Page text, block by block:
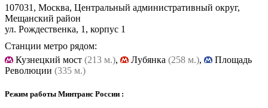
дорожного хозяйства
- Департамент государственной политики в области
автомобильного и городского пассажирского транспорта
железнодорожного транспорта
- Департамент государственной политики в области морского
и речного транспорта
- Департамент государственной политики в области
107031, Москва, Центральный административный округ,
Мещанский район
ул. Рождественка, 1, корпус 1
Станции метро рядом:
Кузнецкий мост (213 м.), Лубянка (258 м.),
Площадь
Революции (335 м.)
Режим работы Минтранс России :